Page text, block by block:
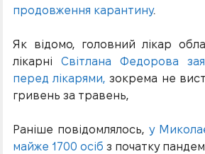
продовження карантину.
Як відомо, головний лікар
лікарні Світлана Федорова
перед лікарями, зокрема не
гривень за травень,
Раніше повідомлялось, у
майже 1700 осіб з початку